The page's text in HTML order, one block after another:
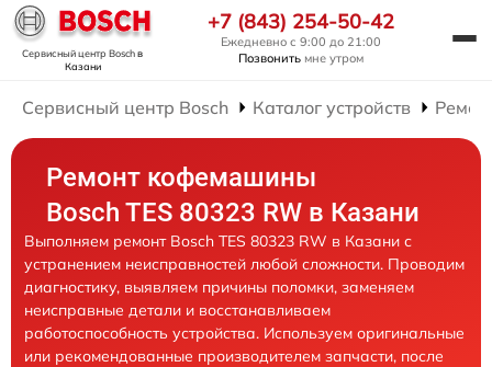
Сервисный центр Boschв
Казани
+7 (843) 254-50-42
Ежедневно с 9:00 до 21:00
Позвонить мне утром
Сервисный центр Bosch Каталог устройств
Ремонт кофемашины
Bosch TES 80323 RW в Казани
Выполняем ремонт Bosch TES 80323 RW в Казани с
устранением неисправностей любой сложности. Проводим
диагностику, выявляем причины поломки, заменяем
неисправные детали и восстанавливаем
работоспособность устройства. Используем оригинальные
или рекомендованные производителем запчасти, после